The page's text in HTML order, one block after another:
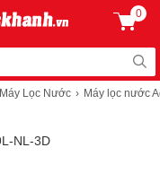
0
Máy Lọc Nước Máy lọc nước